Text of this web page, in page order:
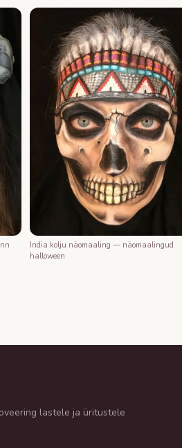
India kolju näomaaling — näomaalingud
halloween
lastele ja üritustele